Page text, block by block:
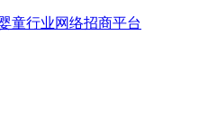
行业网络招商平台